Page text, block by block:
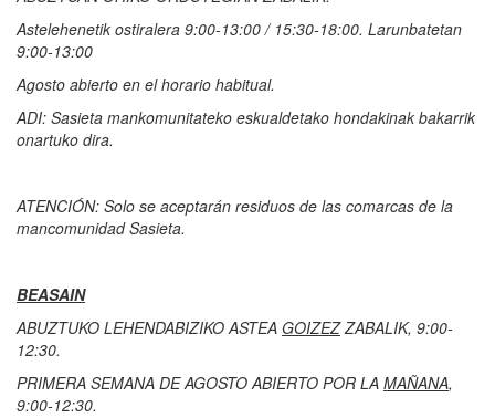
Astelehenetik ostiralera 9:00-13:00 / 15:30-18:00. Larunbatetan
9:00-13:00
Agosto abierto en el horario habitual.
ADI: Sasieta mankomunitateko eskualdetako hondakinak bakarrik
onartuko dira.
ATENCIÓN: Solo se aceptarán residuos de las comarcas de la
mancomunidad Sasieta.
BEASAIN
ABUZTUKO LEHENDABIZIKO ASTEA GOIZEZZABALIK, 9:00-
12:30.
PRIMERA SEMANA DE AGOSTO ABIERTO POR LA MAÑANA,
9:00-12:30.